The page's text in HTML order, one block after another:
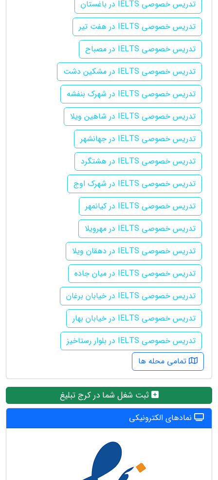
تدریس خصوصی IELTS در باغستان
تدریس خصوصی IELTS در هفت تیر
تدریس خصوصی IELTS در مصباح
تدریس خصوصی IELTS در مشکین دشت
تدریس خصوصی IELTS در شهرک بنفشه
تدریس خصوصی IELTS در شاهین ویلا
تدریس خصوصی IELTS در جهانشهر
تدریس خصوصی IELTS در هشتگرد
تدریس خصوصی IELTS در شهرک اوج
تدریس خصوصی IELTS در کیانمهر
تدریس خصوصی IELTS در مهرویلا
تدریس خصوصی IELTS در دهقان ویلا
تدریس خصوصی IELTS در میان جاده
تدریس خصوصی IELTS در خیابان برغان
تدریس خصوصی IELTS در خیابان بهار
تدریس خصوصی IELTS در بلوار رستاخیز
تمامی محله ها
ثبت شغل شما در کرج تبلیغ
نمادهای الکترونیکی